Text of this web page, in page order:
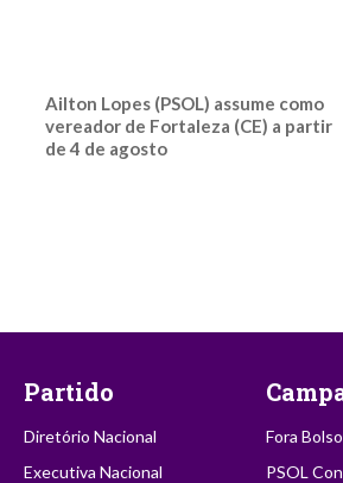
Ailton Lopes (PSOL) assume como
vereador de Fortaleza (CE) a partir
de 4 de agosto
Partido
Diretório Nacional
Executiva Nacional
Fora
PSOL